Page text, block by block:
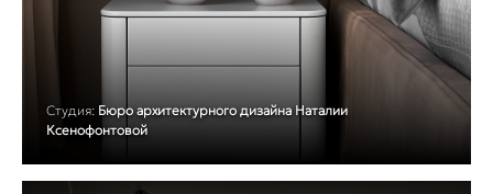
Студия: Бюро архитектурного дизайна Наталии
Ксенофонтовой